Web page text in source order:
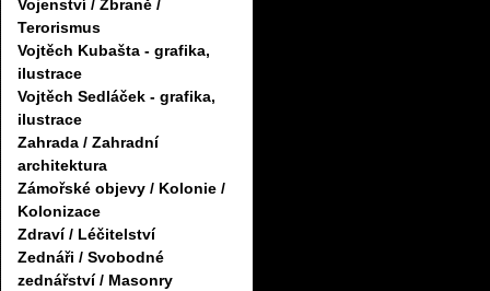
Vojenství / Zbraně /
Terorismus
Vojtěch Kubašta - grafika,
ilustrace
Vojtěch Sedláček - grafika,
ilustrace
Zahrada / Zahradní
architektura
Zámořské objevy / Kolonie /
Kolonizace
Zdraví / Léčitelství
Zednáři / Svobodné
zednářství / Masonry